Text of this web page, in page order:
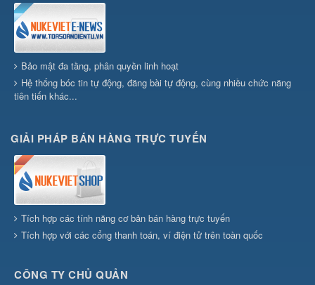
Bảo mật đa tầng, phân quyền linh hoạt
Hệ thống bóc tin tự động, đăng bài tự động, cùng nhiều chức năng
tiên tiến khác...
GIẢI PHÁP BÁN HÀNG TRỰC TUYẾN
Tích hợp các tính năng cơ bản bán hàng trực tuyến
Tích hợp với các cổng thanh toán, ví điện tử trên toàn quốc
CÔNG TY CHỦ QUẢN